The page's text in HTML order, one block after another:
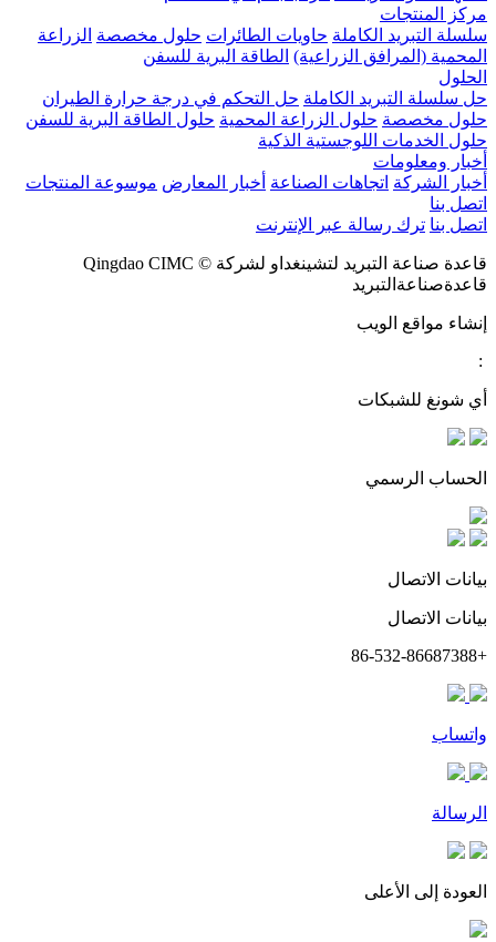
مركز المنتجات
سلسلة التبريد الكاملة حاويات الطائرات حلول مخصصة الزراعة
المحمية (المرافق الزراعية) الطاقة البرية للسفن
الحلول
حل سلسلة التبريد الكاملة حل التحكم في درجة حرارة الطيران
حلول مخصصة حلول الزراعة المحمية حلول الطاقة البرية للسفن
حلول الخدمات اللوجستية الذكية
أخبار ومعلومات
أخبار الشركة اتجاهات الصناعة أخبار المعارض موسوعة المنتجات
اتصل بنا
اتصل بنا ترك رسالة عبر الإنترنت
قاعدة صناعة التبريد لتشينغداو لشركة © Qingdao CIMC
قاعدةصناعةالتبريد
إنشاء مواقع الويب
:
أي شونغ للشبكات
الحساب الرسمي
بيانات الاتصال
بيانات الاتصال
+86-532-86687388
واتساب
الرسالة
العودة إلى الأعلى